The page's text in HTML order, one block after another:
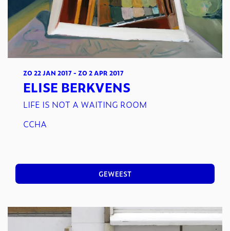
ELISE BERKVENS
LIFE IS NOT A WAITING ROOM
ZO 22 JAN 2017- ZO 2 APR 2017
CCHA
GEWEEST